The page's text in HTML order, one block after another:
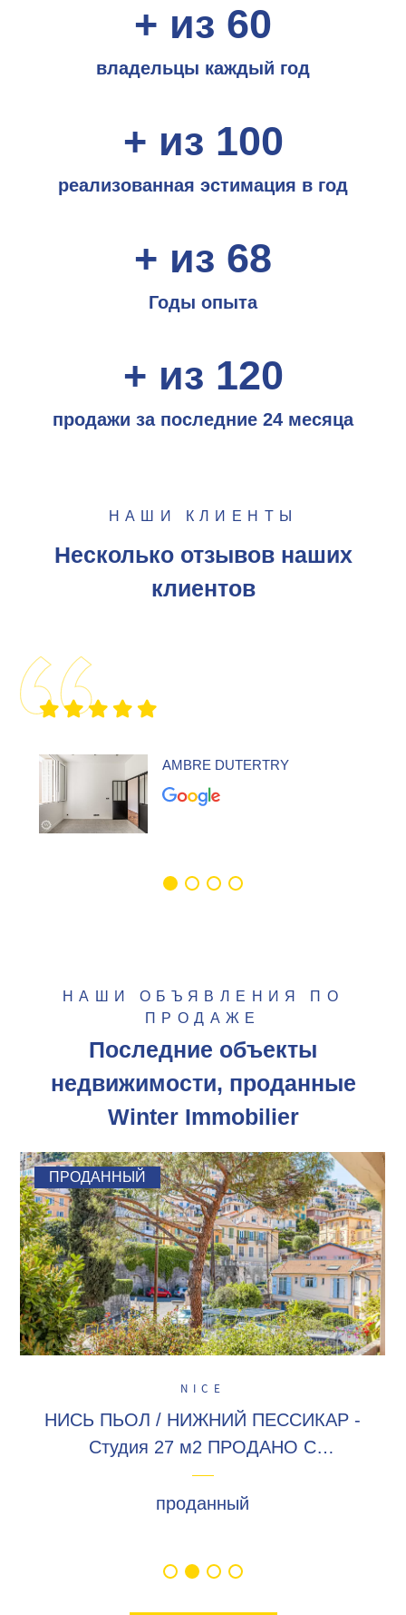
+ из 60
владельцы каждый год
+ из 100
реализованная эстимация в год
+ из 68
Годы опыта
+ из 120
продажи за последние 24 месяца
НАШИ КЛИЕНТЫ
Несколько отзывов наших
клиентов
AMBRE DUTERTRY
НАШИ ОБЪЯВЛЕНИЯ ПО
ПРОДАЖЕ
Последние объекты
недвижимости, проданные
Winter Immobilier
ПРОДАННЫЙ
NICE
НИСЬ ПЬОЛ / НИЖНИЙ ПЕССИКАР -
Студия 27 м2 ПРОДАНО С
АРЕНДАТОРОМ с террасой, рядом с
магазинами и транспортом!
проданный